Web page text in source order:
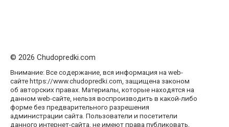
© 2026 Chudopredki.com
Внимание: Все содержание, вся информация на web-
сайте https://www.chudopredki.com, защищена законом
об авторских правах. Материалы, которые находятся на
данном web-сайте, нельзя воспроизводить в какой-либо
форме без предварительного разрешения
администрации сайта. Пользователи и посетители
данного интернет-сайта, не имеют права публиковать,